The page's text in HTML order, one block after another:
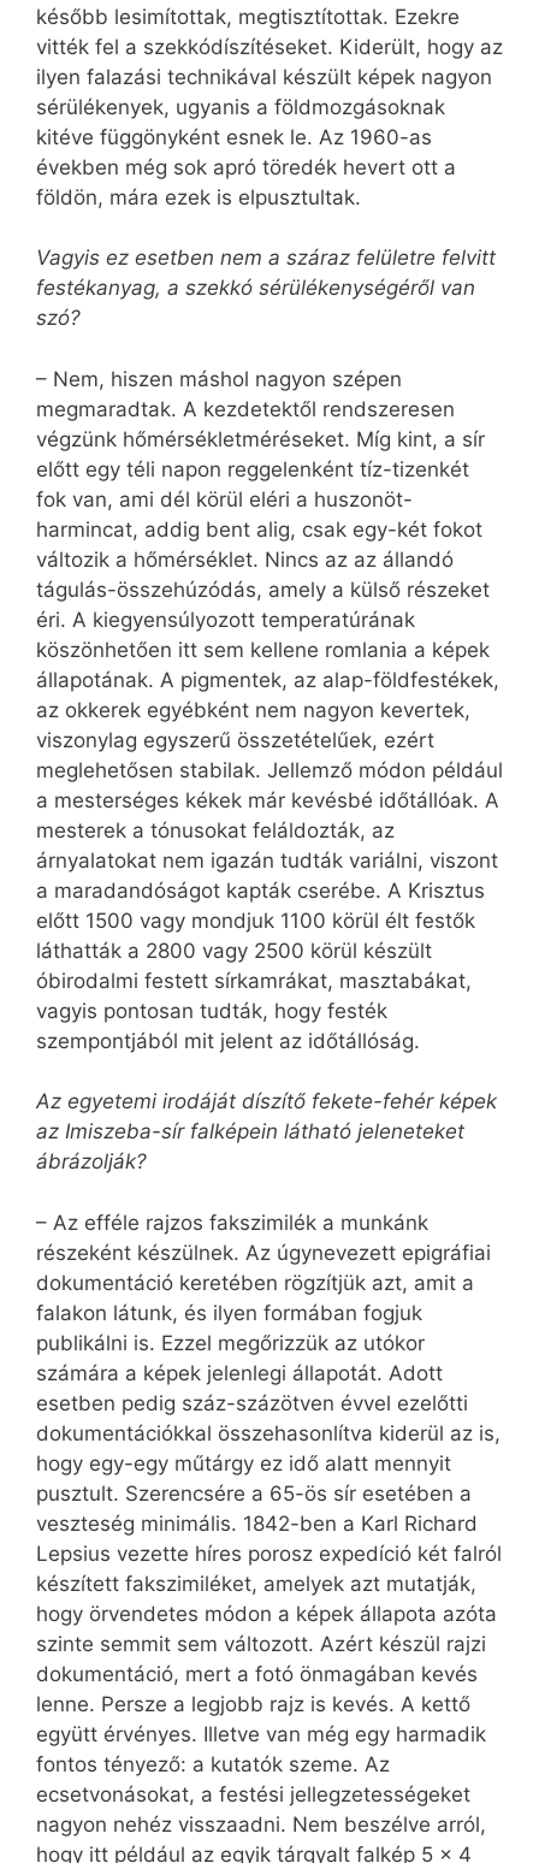
később lesimítottak, megtisztítottak. Ezekre
vitték fel a szekkó­dí­szí­téseket. Kiderült, hogy az
ilyen falazási technikával készült képek nagyon
sérülékenyek, ugyanis a földmozgásoknak
kitéve függönyként esnek le. Az 1960-as
években még sok apró töredék hevert ott a
földön, mára ezek is elpusztultak.
Vagyis ez esetben nem a száraz felületre felvitt
festékanyag, a szekkó sérülékenységéről van
szó?
– Nem, hiszen máshol nagyon szépen
megmaradtak. A kezdetektől rendszeresen
végzünk hőmérsékletméréseket. Míg kint, a sír
előtt egy téli napon reggelenként tíz-tizenkét
fok van, ami dél körül eléri a huszonöt-
harmincat, addig bent alig, csak egy-két fokot
változik a hőmérséklet. Nincs az az állandó
tágulás-összehúzódás, amely a külső részeket
éri. A kiegyensúlyozott temperatúrának
köszönhetően itt sem kellene romlania a képek
állapotának. A pigmentek, az alap-földfestékek,
az okkerek egyébként nem nagyon kevertek,
viszonylag egyszerű összetételűek, ezért
meglehetősen stabilak. Jellemző módon például
a mesterséges kékek már kevésbé időtállóak. A
mesterek a tónusokat feláldozták, az
árnyalatokat nem igazán tudták variálni, viszont
a maradandóságot kapták cserébe. A Krisztus
előtt 1500 vagy mondjuk 1100 körül élt festők
láthatták a 2800 vagy 2500 körül készült
óbirodalmi festett sírkamrákat, masztabákat,
vagyis pontosan tudták, hogy festék
szempontjából mit jelent az időtállóság.
Az egyetemi irodáját díszítő fekete-fehér képek
az Imiszeba-sír falképein látható jeleneteket
ábrázolják?
– Az efféle rajzos fakszimilék a munkánk
részeként készülnek. Az úgynevezett epigráfiai
dokumentáció keretében rögzítjük azt, amit a
falakon látunk, és ilyen formában fogjuk
publikálni is. Ezzel megőrizzük az utókor
számára a képek jelenlegi állapotát. Adott
esetben pedig száz-százötven évvel ezelőtti
dokumentációkkal összehasonlítva kiderül az is,
hogy egy-egy műtárgy ez idő alatt mennyit
pusztult. Szerencsére a 65-ös sír esetében a
veszteség minimális. 1842-ben a Karl Richard
Lepsius vezette híres porosz expedíció két falról
készített fakszimiléket, amelyek azt mutatják,
hogy örvendetes módon a képek állapota azóta
szinte semmit sem változott. Azért készül rajzi
dokumentáció, mert a fotó önmagában kevés
lenne. Persze a legjobb rajz is kevés. A kettő
együtt érvényes. Illetve van még egy harmadik
fontos tényező: a kutatók szeme. Az
ecsetvonásokat, a festési jellegzetességeket
nagyon nehéz visszaadni. Nem beszélve arról,
hogy itt például az egyik tárgyalt falkép 5 x 4